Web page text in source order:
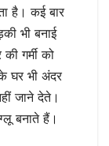
है। कई बार
भी बनाई
गर्मी को
घर भी अंदर
जाने देते।
बनाते हैं।